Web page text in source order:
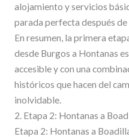
alojamiento y servicios
parada perfecta después
En resumen, la primera
desde Burgos a Hontanas
accesible y con una
históricos que hacen del
inolvidable.
2. Etapa 2: Hontanas a
Etapa 2: Hontanas a